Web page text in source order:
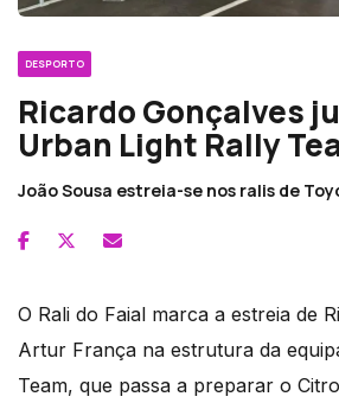
DESPORTO
Ricardo Gonçalves
Urban Light Rally
João Sousa estreia-se nos ralis de
O Rali do Faial marca a estreia de
Artur França na estrutura da
Team, que passa a preparar o